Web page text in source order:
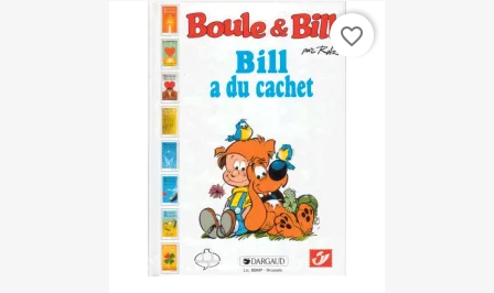
favorite_border